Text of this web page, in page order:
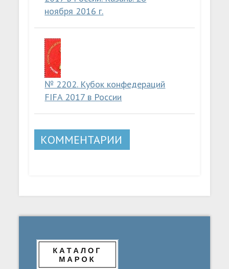
ноября 2016 г.
№ 2202. Кубок конфедераций
FIFA 2017 в России
КОММЕНТАРИИ